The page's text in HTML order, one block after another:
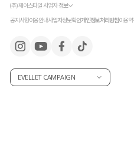
(주) 제이스타일 사업자 정보
공지사항이용안내사업자정보확인개인정보처리방침이용
EVELLET CAMPAIGN